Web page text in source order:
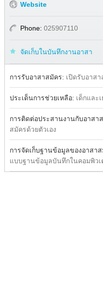
Website
Phone: 025907110
จัดเก็บในบันทึกงานอาสา
การรับอาสาสมัคร: เปิดรับอาส
ประเด็นการช่วยเหลือ: เด็กและ
การติดต่อประสานงานกับอาสา
สมัครด้วยตัวเอง
การจัดเก็บฐานข้อมูลของอาสา
แบบฐานข้อมูลบันทึกในคอมพิวเ